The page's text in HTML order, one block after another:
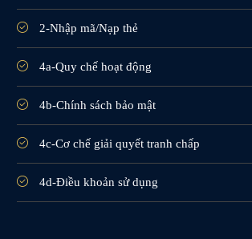
2-Nhập mã/Nạp thẻ
4a-Quy chế hoạt động
4b-Chính sách bảo mật
4c-Cơ chế giải quyết tranh chấp
4d-Điều khoản sử dụng